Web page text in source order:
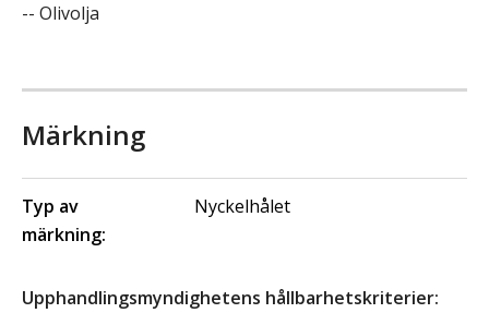
-- Olivolja
Märkning
Typ av
märkning:
Nyckelhålet
Upphandlingsmyndighetens hållbarhetskriterier: